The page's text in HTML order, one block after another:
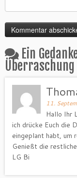
Ein
11.
Hallo Ihr
ich drücke Euch die
eingeplant habt, um
Genießt die
LG Bi